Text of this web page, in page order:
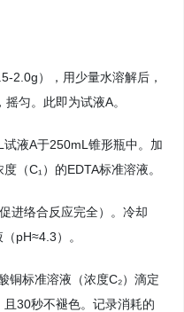
2.0g），用少量水溶解后，
匀。此即为试液A。
液A于250mL锥形瓶中。加
（C₁）的EDTA标准溶液。
进络合反应完全）。冷却
pH≈4.3）。
铜标准溶液（浓度C₂）滴定
30秒不褪色。记录消耗的